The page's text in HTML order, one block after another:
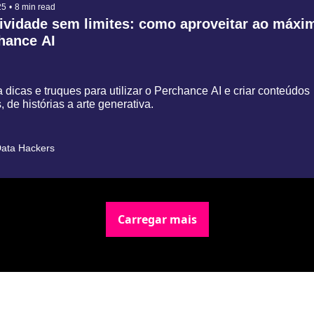
• 8 min read
sem limites: como aproveitar ao
AI
dicas e truques para utilizar o Perchance AI e criar conteúdos
de histórias a arte generativa.
Hackers
Carregar mais